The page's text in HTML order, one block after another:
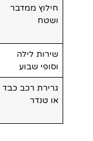
חילוץ ממדבר
ושטח
שירות לילה
וסופי שבוע
גרירת רכב כבד
או טנדר